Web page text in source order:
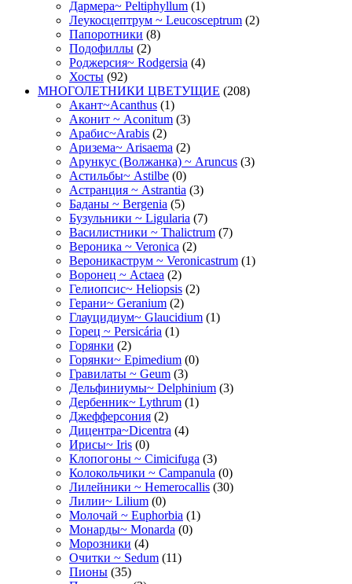
Дармера~ Peltiphyllum (1)
Леукосцептрум ~ Leucosceptrum (2)
Папоротники (8)
Подофиллы (2)
Роджерсия~ Rodgersia (4)
Хосты (92)
МНОГОЛЕТНИКИ ЦВЕТУЩИЕ (208)
Акант~Acanthus (1)
Аконит ~ Aconitum (3)
Арабис~Arabis (2)
Аризема~ Arisaema (2)
Арункус (Волжанка) ~ Aruncus (3)
Астильбы~ Astilbe (0)
Астранция ~ Astrantia (3)
Баданы ~ Bergenia (5)
Бузульники ~ Ligularia (7)
Василистники ~ Thalictrum (7)
Вероника ~ Veronica (2)
Вероникаструм ~ Veronicastrum (1)
Воронец ~ Actaea (2)
Гелиопсис~ Heliopsis (2)
Герани~ Geranium (2)
Глауцидиум~ Glaucidium (1)
Горец ~ Persicária (1)
Горянки (2)
Горянки~ Epimedium (0)
Гравилаты ~ Geum (3)
Дельфиниумы~ Delphinium (3)
Дербенник~ Lythrum (1)
Джефферсония (2)
Дицентра~Dicentra (4)
Ирисы~ Iris (0)
Клопогоны ~ Cimicifuga (3)
Колокольчики ~ Campanula (0)
Лилейники ~ Hemerocallis (30)
Лилии~ Lilium (0)
Молочай ~ Euphorbia (1)
Монарды~ Monarda (0)
Морозники (4)
Очитки ~ Sedum (11)
Пионы (35)